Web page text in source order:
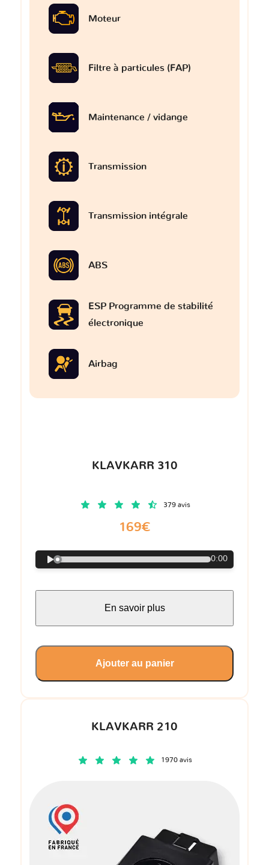
KLAVKARR 210
1970 avis
Moteur
Filtre à particules (FAP)
Maintenance / vidange
Transmission
Transmission intégrale
ABS
ESP Programme de stabilité
électronique
Airbag
KLAVKARR 310
379 avis
169€
0:00
En savoir plus
Ajouter au panier